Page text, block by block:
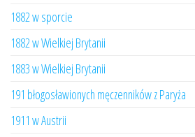
1882 w sporcie
1882 w Wielkiej Brytanii
1883 w Wielkiej Brytanii
191 błogosławionych męczenników z Paryża
1911 w Austrii